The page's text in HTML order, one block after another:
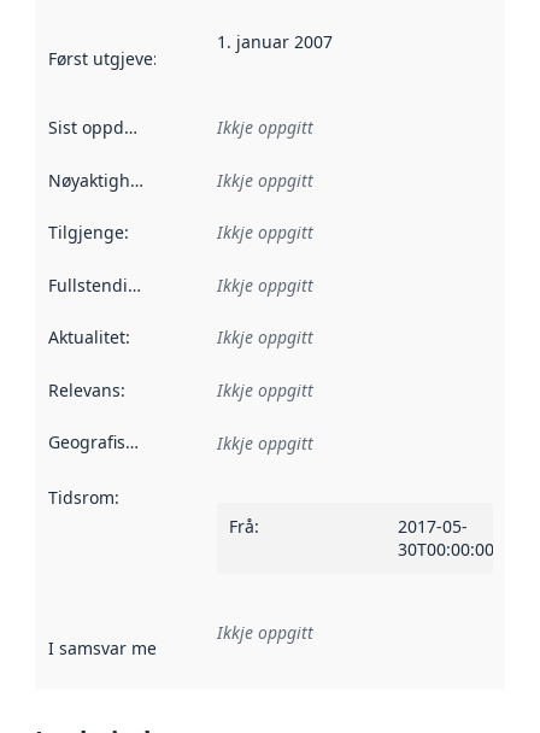
Først utgjeve: Denne datoen seier når dataa i dette
1. januar 2007
Sist oppdatert Ikkje oppgitt
Nøyaktigheit Ikkje oppgitt
Tilgjenge: Ikkje oppgitt
Fullstendigheit Ikkje oppgitt
Aktualitet: Ikkje oppgitt
Relevans: Ikkje oppgitt
Geografisk område Ikkje oppgitt
Tidsrom:
Frå:
2017-05-
30T00:00:00Z
I samsvar med Referanse til ei implementeringsregel eller
Ikkje oppgitt